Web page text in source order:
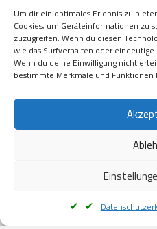
Um dir ein optimales Erlebnis zu
Cookies, um Geräteinformationen zu
zuzugreifen. Wenn du diesen
wie das Surfverhalten oder
Wenn du deine Einwilligung nicht
bestimmte Merkmale und
Kauf auf Rechung
Klarna
American Express